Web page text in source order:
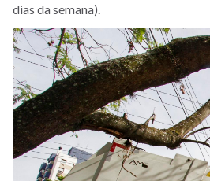
dias da semana).